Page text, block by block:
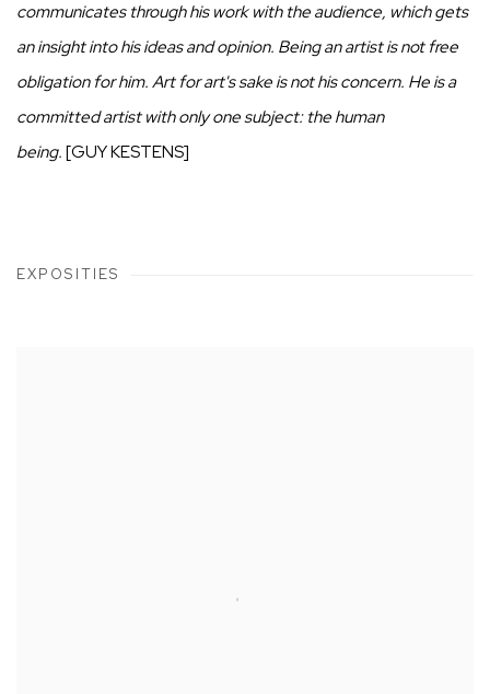
communicates through his work with the audience, which gets
an insight into his ideas and opinion. Being an artist is not free
obligation for him. Art for art's sake is not his concern. He is a
committed artist with only one subject: the human
being. [GUY KESTENS]
EXPOSITIES